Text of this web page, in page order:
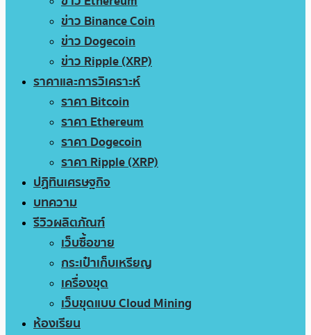
ข่าว Binance Coin
ข่าว Dogecoin
ข่าว Ripple (XRP)
ราคาและการวิเคราะห์
ราคา Bitcoin
ราคา Ethereum
ราคา Dogecoin
ราคา Ripple (XRP)
ปฏิทินเศรษฐกิจ
บทความ
รีวิวผลิตภัณฑ์
เว็บซื้อขาย
กระเป๋าเก็บเหรียญ
เครื่องขุด
เว็บขุดแบบ Cloud Mining
ห้องเรียน